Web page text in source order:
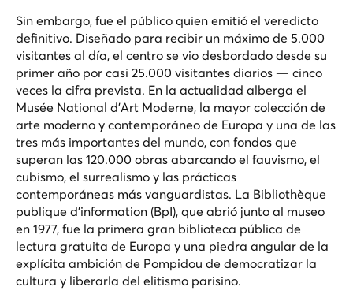
Sin embargo, fue el público quien emitió el veredicto
definitivo. Diseñado para recibir un máximo de 5.000
visitantes al día, el centro se vio desbordado desde su
primer año por casi 25.000 visitantes diarios — cinco
veces la cifra prevista. En la actualidad alberga el
Musée National d'Art Moderne, la mayor colección de
arte moderno y contemporáneo de Europa y una de las
tres más importantes del mundo, con fondos que
superan las 120.000 obras abarcando el fauvismo, el
cubismo, el surrealismo y las prácticas
contemporáneas más vanguardistas. La Bibliothèque
publique d'information (BpI), que abrió junto al museo
en 1977, fue la primera gran biblioteca pública de
lectura gratuita de Europa y una piedra angular de la
explícita ambición de Pompidou de democratizar la
cultura y liberarla del elitismo parisino.